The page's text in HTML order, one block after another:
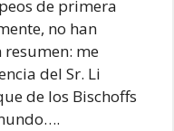
de primera
no han
resumen: me
del Sr. Li
de los Bischoffs